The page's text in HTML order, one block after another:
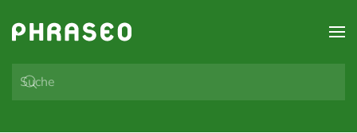
Zum Hauptinhalt springen